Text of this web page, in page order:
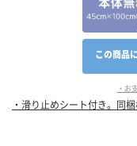
この商品
・お
・滑り止めシート付き。同